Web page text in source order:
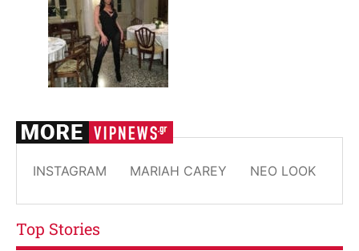
INSTAGRAM MARIAH CAREY ΝΈΟ LOOK
Top Stories